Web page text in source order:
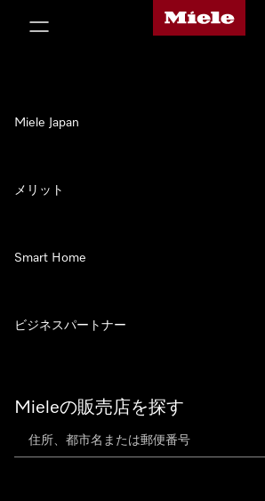
Mieleのホームページ
Mieleの販売店を探す
Miele Japan
メリット
Smart Home
ビジネスパートナー